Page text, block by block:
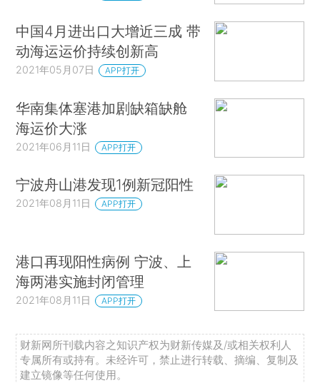
中国4月进出口大增近三成 带
动海运运价持续创新高
2021年05月07日 APP打开
华南集体塞港加剧缺箱缺舱
海运价大涨
2021年06月11日 APP打开
宁波舟山港发现1例新冠阳性
2021年08月11日 APP打开
港口再现阳性病例 宁波、上
海两港实施封闭管理
2021年08月11日 APP打开
财新网所刊载内容之知识产权为财新传媒及/或相关权利人
专属所有或持有。未经许可，禁止进行转载、摘编、复制及
建立镜像等任何使用。